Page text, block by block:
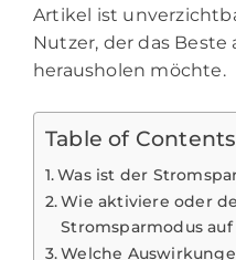
Artikel ist
Nutzer, der das Beste
herausholen möchte.
Table of Contents
Was ist der
Wie aktiviere oder
Stromsparmodus
Welche